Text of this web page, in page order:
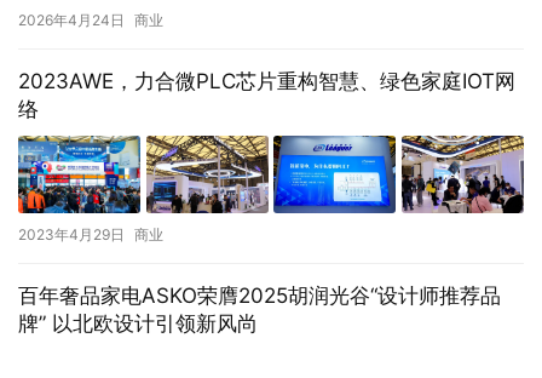
2026年4月24日 商业
2023AWE，力合微PLC芯片重构智慧、绿色家庭IOT网
络
2023年4月29日 商业
百年奢品家电ASKO荣膺2025胡润光谷“设计师推荐品
牌” 以北欧设计引领新风尚